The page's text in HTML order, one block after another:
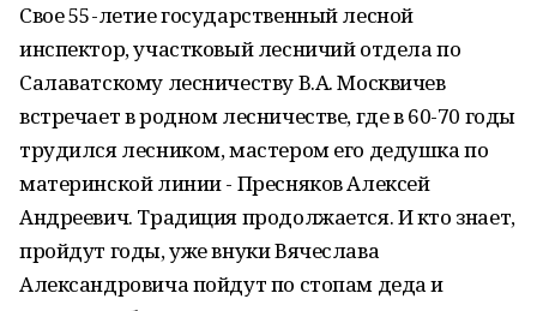
Свое 55-летие государственный лесной
инспектор, участковый лесничий отдела по
Салаватскому лесничеству В.А. Москвичев
встречает в родном лесничестве, где в 60-70 годы
трудился лесником, мастером его дедушка по
материнской линии - Пресняков Алексей
Андреевич. Традиция продолжается. И кто знает,
пройдут годы, уже внуки Вячеслава
Александровича пойдут по стопам деда и